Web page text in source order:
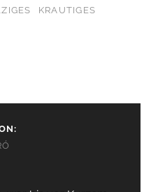
KRAUTIGES